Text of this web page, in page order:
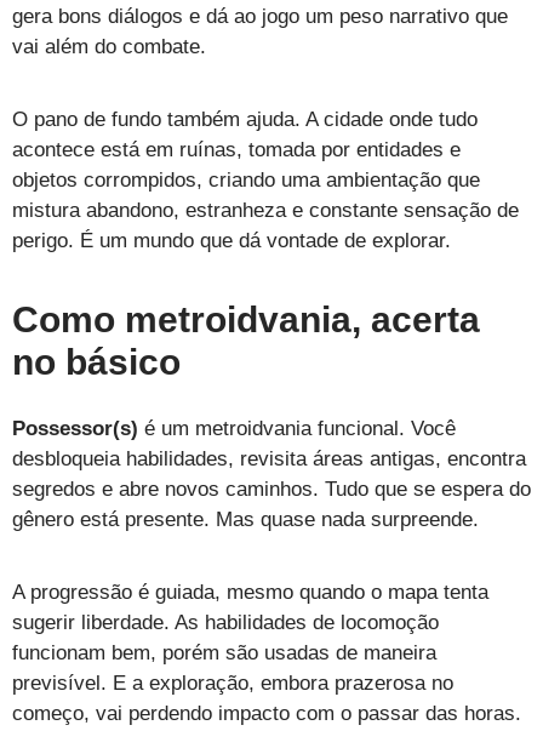
gera bons diálogos e dá ao jogo um peso narrativo que
vai além do combate.
O pano de fundo também ajuda. A cidade onde tudo
acontece está em ruínas, tomada por entidades e
objetos corrompidos, criando uma ambientação que
mistura abandono, estranheza e constante sensação de
perigo. É um mundo que dá vontade de explorar.
Como metroidvania, acerta
no básico
Possessor(s) é um metroidvania funcional. Você
desbloqueia habilidades, revisita áreas antigas, encontra
segredos e abre novos caminhos. Tudo que se espera do
gênero está presente. Mas quase nada surpreende.
A progressão é guiada, mesmo quando o mapa tenta
sugerir liberdade. As habilidades de locomoção
funcionam bem, porém são usadas de maneira
previsível. E a exploração, embora prazerosa no
começo, vai perdendo impacto com o passar das horas.